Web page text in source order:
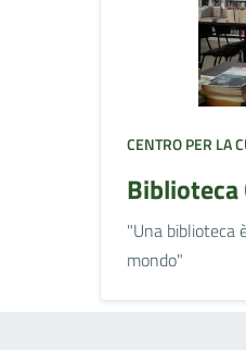
CENTRO PER LA
Biblioteca
"Una biblioteca
mondo"